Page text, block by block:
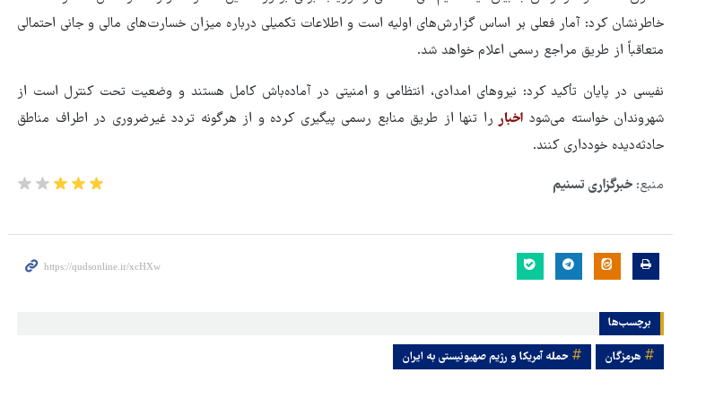
خاطرنشان کرد: آمار فعلی بر اساس گزارش‌های اولیه است و اطلاعات تکمیلی درباره میزان خسارت‌های مالی و جانی احتمالی
متعاقباً از طریق مراجع رسمی اعلام خواهد شد.
نفیسی در پایان تأکید کرد: نیروهای امدادی، انتظامی و امنیتی در آماده‌باش کامل هستند و وضعیت تحت کنترل است از
شهروندان خواسته می‌شود اخبار را تنها از طریق منابع رسمی پیگیری کرده و از هرگونه تردد غیرضروری در اطراف مناطق
حادثه‌دیده خودداری کنند.
منبع: خبرگزاری تسنیم
برچسب‌ها
هرمزگان حمله آمریکا و رژیم صهیونیستی به ایران
در منطقه درمانده کرد
جنگ‌طلبی است!